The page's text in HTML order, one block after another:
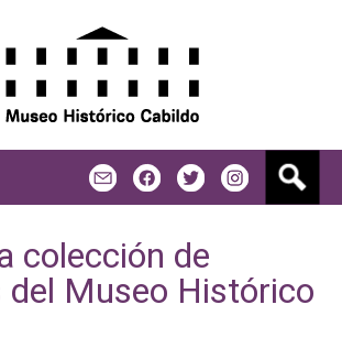
colección de
del Museo Histórico
s
r